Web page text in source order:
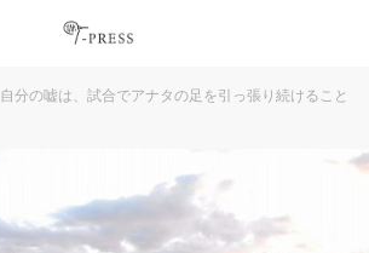
自分の嘘は、試合でアナタの足を引っ張り続けること